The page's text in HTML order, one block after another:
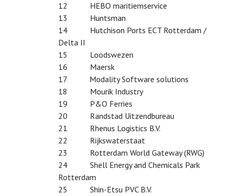
12 HEBO maritiemservice
13 Huntsman
14 Hutchison Ports ECT Rotterdam /
Delta II
15 Loodswezen
16 Maersk
17 Modality Software solutions
18 Mourik Industry
19 P&O Ferries
20 Randstad Uitzendbureau
21 Rhenus Logistics B.V.
22 Rijkswaterstaat
23 Rotterdam World Gateway (RWG)
24 Shell Energy and Chemicals Park
Rotterdam
25 Shin-Etsu PVC B.V.